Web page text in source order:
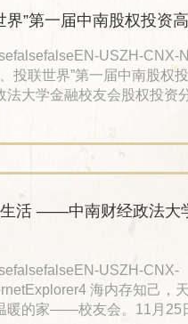
界”第一届中南股权投资
USZH-CNX-
投联世界”第一届中南股权
法大学金融校友会股权投资
化 会议现场，中南财经政法
大会致开幕辞，充分肯定了
USZH-CNX-
海内存知己，
暖的家——校友会。11月25